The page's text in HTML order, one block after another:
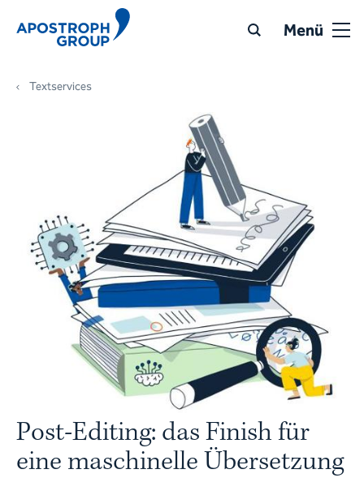
Menü
Textservices
Post-Editing: das Finish für
eine maschinelle Übersetzung